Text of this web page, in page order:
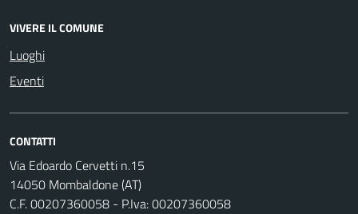
VIVERE IL COMUNE
Luoghi
Eventi
CONTATTI
Via Edoardo Cervetti n.15
14050 Mombaldone (AT)
C.F. 00207360058 - P.Iva: 00207360058